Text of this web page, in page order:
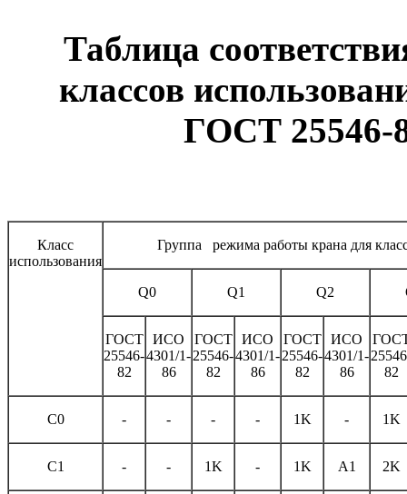
Таблица
классов
ГОСТ 25546-
Класс
использования
Группа режима работы крана для
Q0 Q1 Q2
ГОСТ
25546-
82
ИСО
4301/1-
86
ГОСТ
25546-
82
ИСО
4301/1-
86
ГОСТ
25546-
82
ИСО
4301/1-
86
82
С0 - - - - 1K - 1K
С1 - - 1K - 1K A1 2K